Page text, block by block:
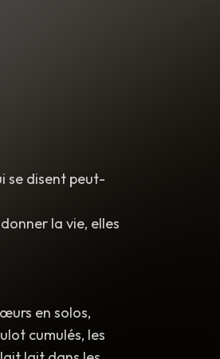
Vocals:
se disent peut-
la vie, elles
en solos,
cumulés, les